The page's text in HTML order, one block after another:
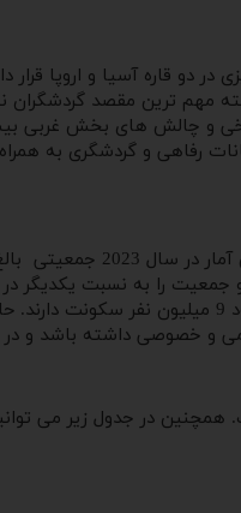
دو قاره آسیا و اروپا
مهم ترین مقصد
و چالش های بخش غربی
رفاهی و گردشگری به
جمعیت را به نسبت یکدیگر
و خصوصی داشته باشد و در
همچنین در جدول زیر می